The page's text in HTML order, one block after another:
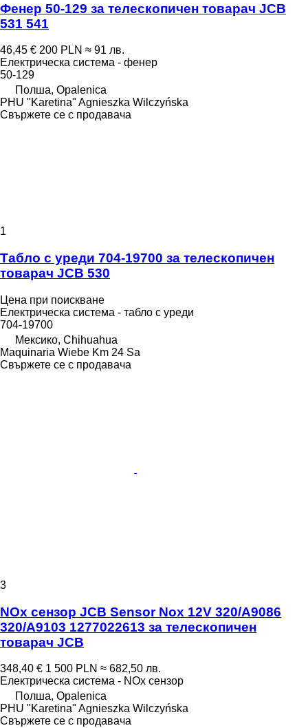
Фенер 50-129 за телескопичен товарач JCB
531 541
46,45 € 200 PLN ≈ 91 лв.
Електрическа система - фенер
50-129
Полша, Opalenica
PHU "Karetina" Agnieszka Wilczyńska
Свържете се с продавача
1
Табло с уреди 704-19700 за телескопичен
товарач JCB 530
Цена при поискване
Електрическа система - табло с уреди
704-19700
Мексико, Chihuahua
Maquinaria Wiebe Km 24 Sa
Свържете се с продавача
3
NOx сензор JCB Sensor Nox 12V 320/A9086
320/A9103 1277022613 за телескопичен
товарач JCB
348,40 € 1 500 PLN ≈ 682,50 лв.
Електрическа система - NOx сензор
Полша, Opalenica
PHU "Karetina" Agnieszka Wilczyńska
Свържете се с продавача